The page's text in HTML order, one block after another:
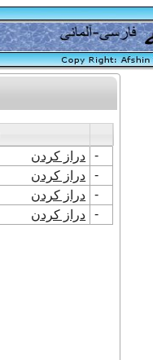
دراز کردن
-
دراز کردن
-
دراز کردن
-
دراز کردن -